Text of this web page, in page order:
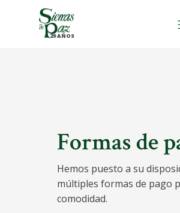
29 AÑOS
Formas de
Hemos puesto a su
múltiples formas de pago
comodidad.